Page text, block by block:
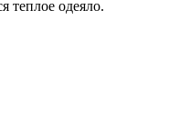
теплое одеяло.